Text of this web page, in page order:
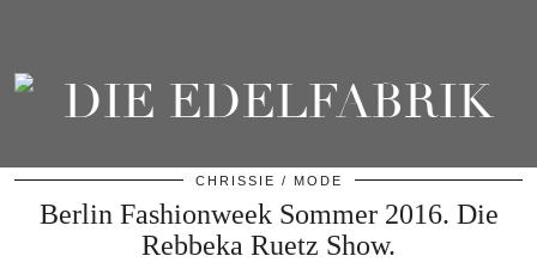
CHRISSIE MODE
Berlin Fashionweek Sommer 2016. Die
Rebbeka Ruetz Show.